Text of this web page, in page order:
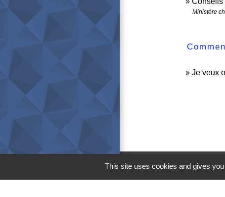
Ministère
Je veux
This site uses cookies and gives